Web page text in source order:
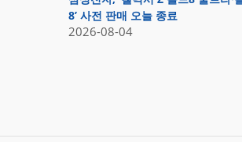
8’ 사전 판매 오늘 종료
2026-08-04